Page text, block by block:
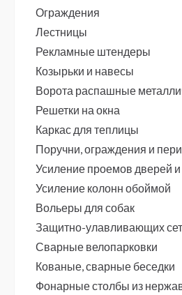
Ограждения
Лестницы
Рекламные штендеры
Козырьки и навесы
Ворота распашные
Решетки на окна
Каркас для теплицы
Поручни, ограждения и
Усиление проемов дверей
Усиление колонн обоймой
Вольеры для собак
Защитно-улавливающих
Сварные велопарковки
Кованые, сварные беседки
Фонарные столбы из